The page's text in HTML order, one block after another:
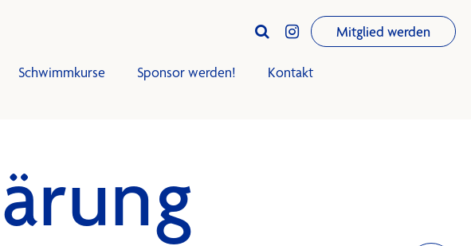
  Mitglied werden
Trainingsplan
Schwimmkurse Sponsor werden! Kontakt